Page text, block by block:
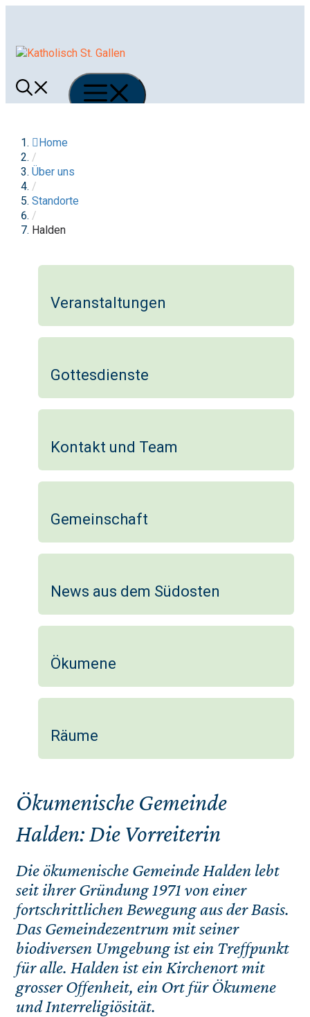
Menü
Home
/
Über uns
/
Standorte
/
Halden
Veranstaltungen
Gottesdienste
Kontakt und Team
Gemeinschaft
News aus dem Südosten
Ökumene
Räume
Ökumenische Gemeinde
Halden: Die Vorreiterin
Die ökumenische Gemeinde Halden lebt
seit ihrer Gründung 1971 von einer
fortschrittlichen Bewegung aus der Basis.
Das Gemeindezentrum mit seiner
biodiversen Umgebung ist ein Treffpunkt
für alle. Halden ist ein Kirchenort mit
grosser Offenheit, ein Ort für Ökumene
und Interreligiösität.